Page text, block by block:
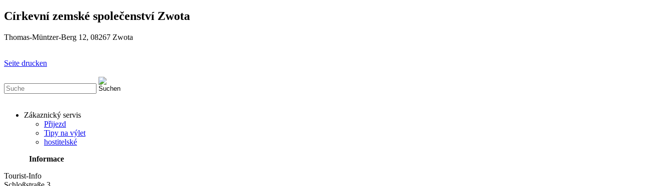
Církevní zemské společenství Zwota
Thomas-Müntzer-Berg 12, 08267 Zwota
Seite drucken
Zákaznický servis
Přijezd
Tipy na výlet
hostitelské
Informace
Tourist-Info